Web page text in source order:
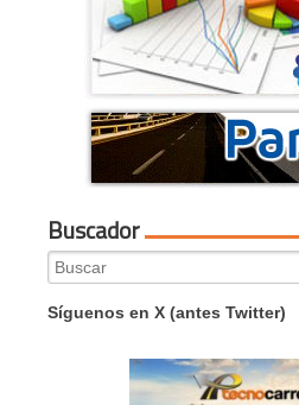
Buscador
Search
for:
Síguenos en X (antes Twitter)